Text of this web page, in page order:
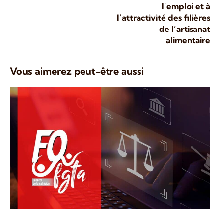
l’emploi et à
l’attractivité des filières
de l’artisanat
alimentaire
Vous aimerez peut-être aussi